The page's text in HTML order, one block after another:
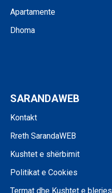
Apartamente
Dhoma
SARANDAWEB
Kontakt
Rreth SarandaWEB
Kushtet e shërbimit
Politikat e Cookies
Termat dhe Kushtet e blerjes